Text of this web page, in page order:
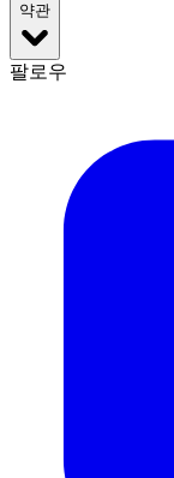
약관
팔로우